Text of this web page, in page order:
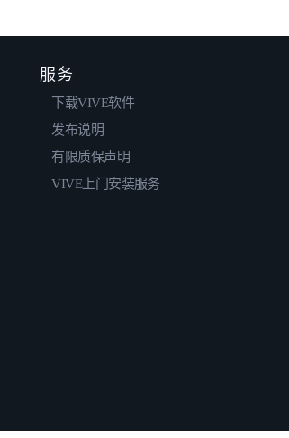
服务
下载VIVE软件
发布说明
有限质保声明
VIVE上门安装服务